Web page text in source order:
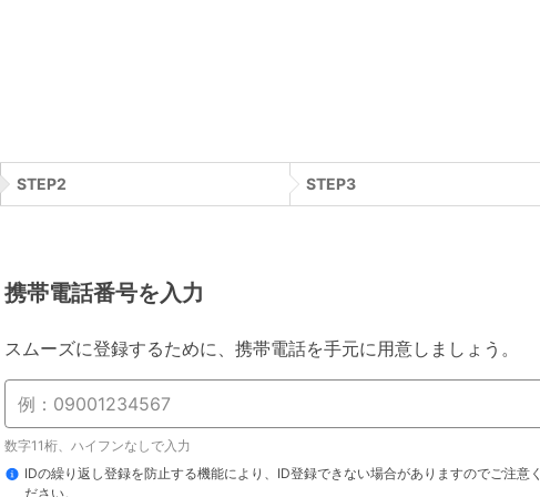
STEP2 STEP3
携帯電話番号を入力
スムーズに登録するために、携帯電話を手元に用意しましょう。
数字11桁、ハイフンなしで入力
IDの繰り返し登録を防止する機能により、ID登録できない場合がありますのでご注意く
ださい。